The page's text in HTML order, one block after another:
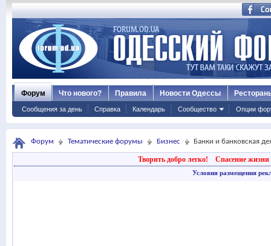
Форум
Сообщения за день Справка Календарь Сообщество Опции
Что нового? Правила Новости Одессы
Форум Тематические форумы Бизнес Банки и банковская
Творить добро легко! Спасение жизни
Условия размещения